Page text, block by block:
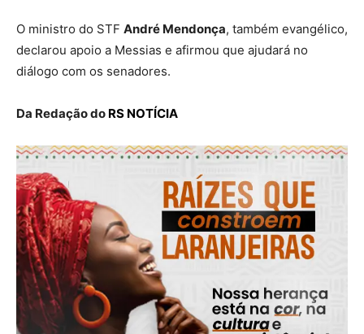
O ministro do STF André Mendonça, também evangélico,
declarou apoio a Messias e afirmou que ajudará no
diálogo com os senadores.
Da Redação do RS NOTÍCIA